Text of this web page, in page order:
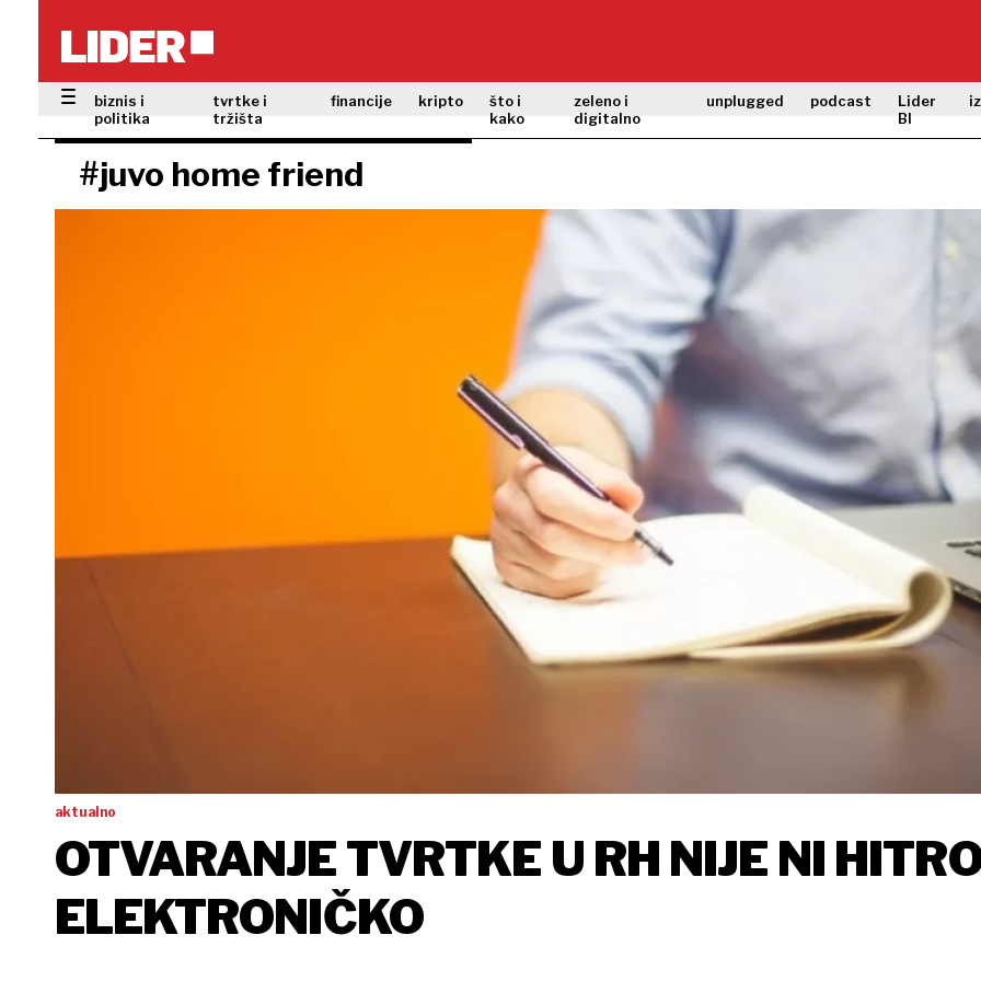
biznis i
politika
tvrtke i
tržišta
financije kripto
što i
kako
zeleno i
digitalno
unplugged podcast
Lider
BI
#juvo home friend
aktualno
OTVARANJE TVRTKE U RH NIJE NI
ELEKTRONIČKO